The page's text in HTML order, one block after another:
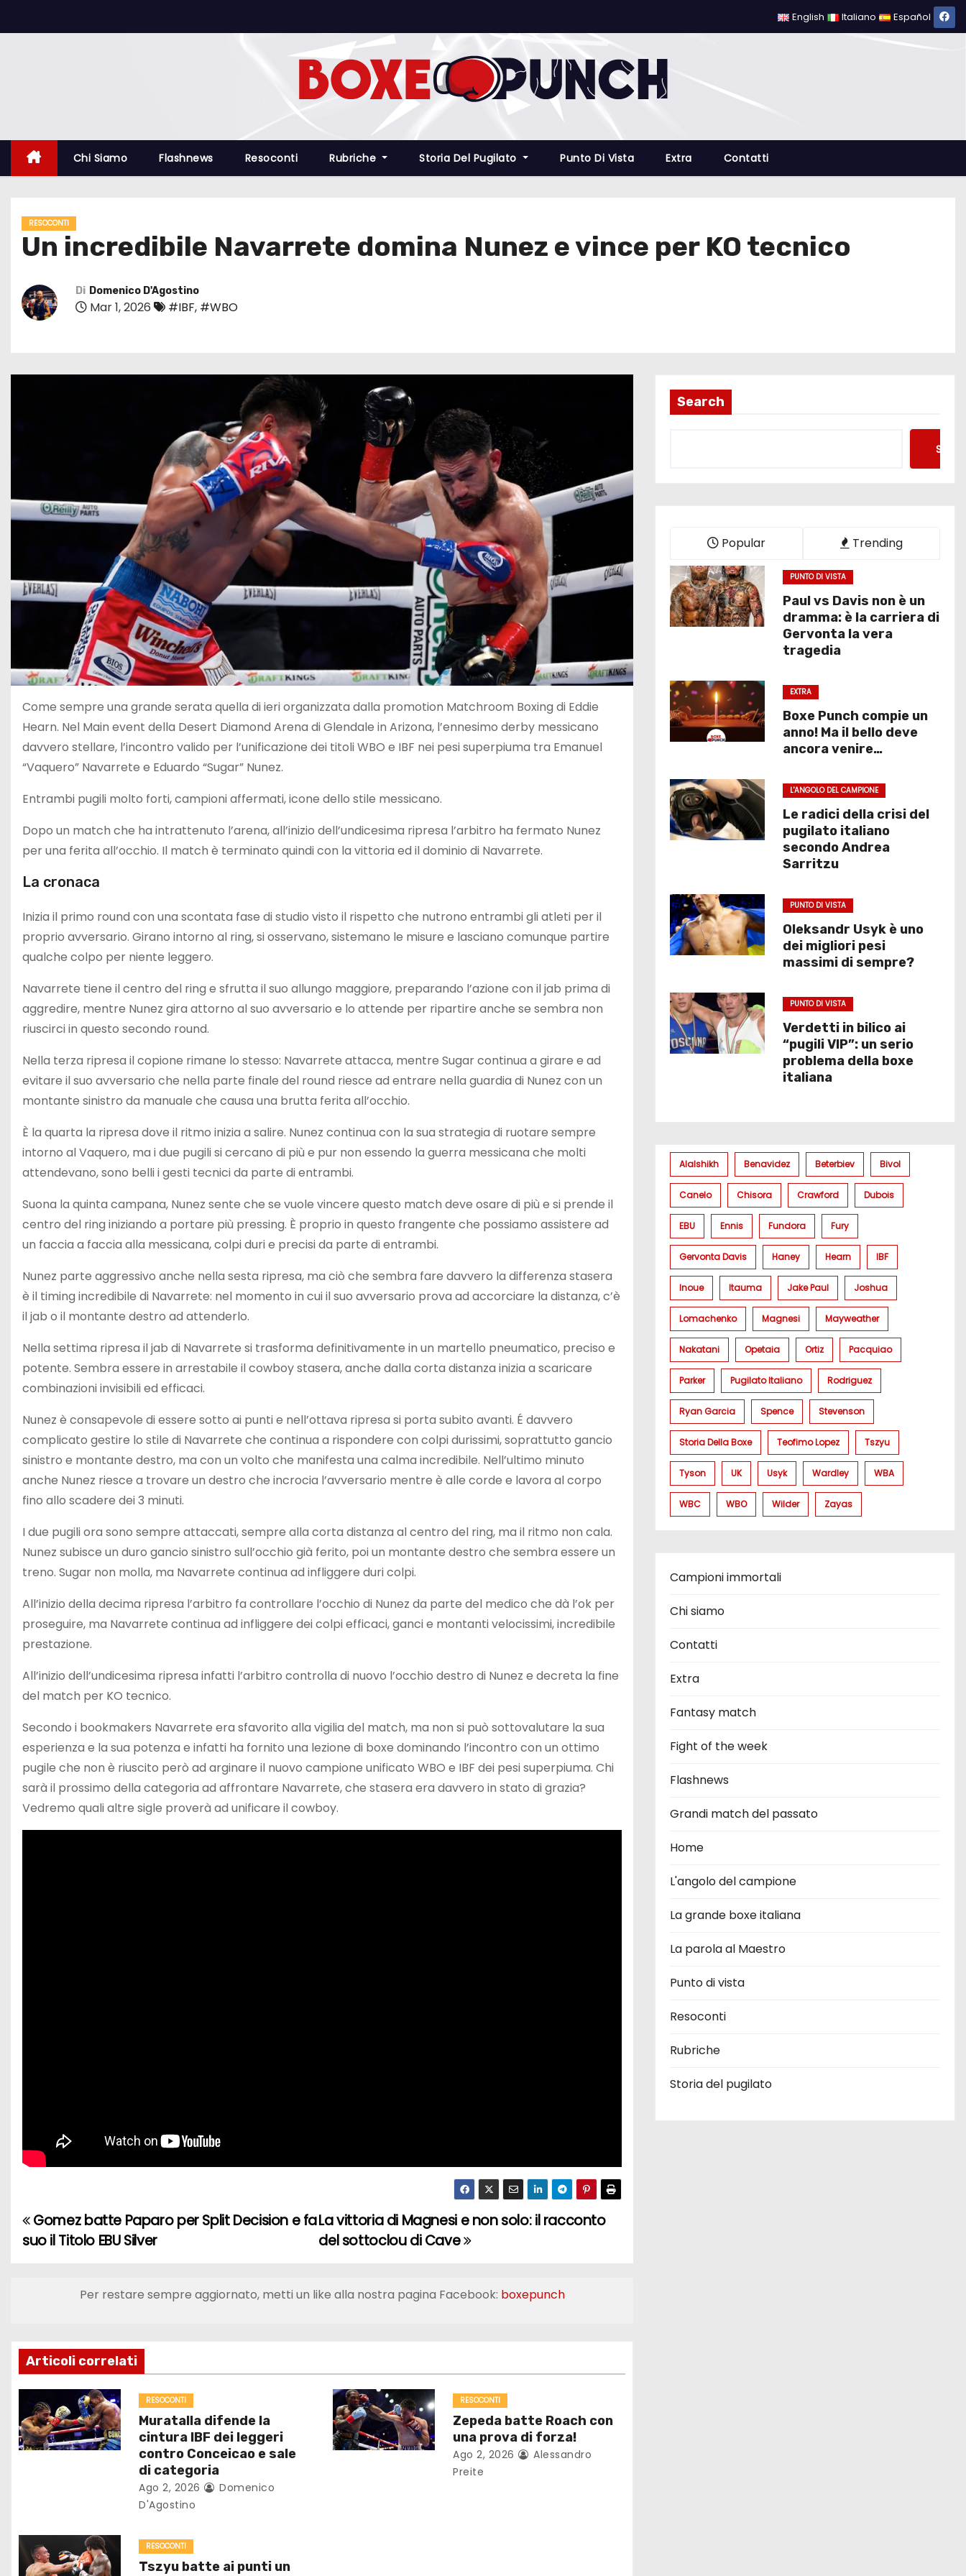
a
English Italiano Español
Chi Siamo Flashnews Resoconti Rubriche Storia Del Pugilato Punto Di Vista Extra Contatti
RESOCONTI
Un incredibile Navarrete domina Nunez e vince per KO tecnico
Di Domenico D'Agostino
Mar 1, 2026 #IBF, #WBO
Come sempre una grande serata quella di ieri organizzata dalla promotion Matchroom Boxing di Eddie
Hearn. Nel Main event della Desert Diamond Arena di Glendale in Arizona, l’ennesimo derby messicano
davvero stellare, l’incontro valido per l’unificazione dei titoli WBO e IBF nei pesi superpiuma tra Emanuel
“Vaquero” Navarrete e Eduardo “Sugar” Nunez.
Entrambi pugili molto forti, campioni affermati, icone dello stile messicano.
Dopo un match che ha intrattenuto l’arena, all’inizio dell’undicesima ripresa l’arbitro ha fermato Nunez
per una ferita all’occhio. Il match è terminato quindi con la vittoria ed il dominio di Navarrete.
La cronaca
Inizia il primo round con una scontata fase di studio visto il rispetto che nutrono entrambi gli atleti per il
proprio avversario. Girano intorno al ring, si osservano, sistemano le misure e lasciano comunque partire
qualche colpo per niente leggero.
Navarrete tiene il centro del ring e sfrutta il suo allungo maggiore, preparando l’azione con il jab prima di
aggredire, mentre Nunez gira attorno al suo avversario e lo attende per ripartire anche se sembra non
riuscirci in questo secondo round.
Nella terza ripresa il copione rimane lo stesso: Navarrete attacca, mentre Sugar continua a girare e ad
evitare il suo avversario che nella parte finale del round riesce ad entrare nella guardia di Nunez con un
montante sinistro da manuale che causa una brutta ferita all’occhio.
È la quarta la ripresa dove il ritmo inizia a salire. Nunez continua con la sua strategia di ruotare sempre
intorno al Vaquero, ma i due pugili si cercano di più e pur non essendo la guerra messicana che molti
attendevano, sono belli i gesti tecnici da parte di entrambi.
Suona la quinta campana, Nunez sente che se vuole vincere questo match deve osare di più e si prende il
centro del ring iniziando a portare più pressing. È proprio in questo frangente che possiamo assistere ad
un faccia a faccia alla messicana, colpi duri e precisi da parte di entrambi.
Nunez parte aggressivo anche nella sesta ripresa, ma ciò che sembra fare davvero la differenza stasera
è il timing incredibile di Navarrete: nel momento in cui il suo avversario prova ad accorciare la distanza, c’è
il jab o il montante destro ad attenderlo.
Nella settima ripresa il jab di Navarrete si trasforma definitivamente in un martello pneumatico, preciso e
potente. Sembra essere in arrestabile il cowboy stasera, anche dalla corta distanza inizia a scaricare
combinazioni invisibili ed efficaci.
Nunez è consapevole di essere sotto ai punti e nell’ottava ripresa si porta subito avanti. É davvero
complicato gestire lo stile di Navarrete che continua a rispondere con colpi durissimi, soprattutto gancio
sinistro e montante destro, ma con un volto che manifesta una calma incredibile. Nell’ultimo minuto
anche Nunez riesce a trovare un destro che incrocia l’avversario mentre è alle corde e lavora al corpo
fino allo scadere dei 3 minuti.
I due pugili ora sono sempre attaccati, sempre alla corta distanza al centro del ring, ma il ritmo non cala.
Nunez subisce un duro gancio sinistro sull’occhio già ferito, poi un montante destro che sembra essere un
treno. Sugar non molla, ma Navarrete continua ad infliggere duri colpi.
All’inizio della decima ripresa l’arbitro fa controllare l’occhio di Nunez da parte del medico che dà l’ok per
proseguire, ma Navarrete continua ad infliggere dei colpi efficaci, ganci e montanti velocissimi, incredibile
prestazione.
All’inizio dell’undicesima ripresa infatti l’arbitro controlla di nuovo l’occhio destro di Nunez e decreta la fine
del match per KO tecnico.
Secondo i bookmakers Navarrete era sfavorito alla vigilia del match, ma non si può sottovalutare la sua
esperienza e la sua potenza e infatti ha fornito una lezione di boxe dominando l’incontro con un ottimo
pugile che non è riuscito però ad arginare il nuovo campione unificato WBO e IBF dei pesi superpiuma. Chi
sarà il prossimo della categoria ad affrontare Navarrete, che stasera era davvero in stato di grazia?
Vedremo quali altre sigle proverà ad unificare il cowboy.
N
g
a
z
i
e
a
La vittoria di Magnesi e non solo: il racconto
del sottoclou di Cave
Gomez batte Paparo per Split Decision e fa
suo il Titolo EBU Silver
Per restare sempre aggiornato, metti un like alla nostra pagina Facebook: boxepunch
Articoli correlati
RESOCONTI
Muratalla difende la
cintura IBF dei leggeri
contro Conceicao e sale
di categoria
Ago 2, 2026
Domenico
D'Agostino
RESOCONTI
Zepeda batte Roach con
una prova di forza!
Ago 2, 2026
Alessandro
Preite
RESOCONTI
Tszyu batte ai punti un
Search
Popular Trending
PUNTO DI VISTA
Paul vs Davis non è un
dramma: è la carriera di
Gervonta la vera
tragedia
EXTRA
Boxe Punch compie un
anno! Ma il bello deve
ancora venire…
L'ANGOLO DEL CAMPIONE
Le radici della crisi del
pugilato italiano
secondo Andrea
Sarritzu
PUNTO DI VISTA
Oleksandr Usyk è uno
dei migliori pesi
massimi di sempre?
PUNTO DI VISTA
Verdetti in bilico ai
“pugili VIP”: un serio
problema della boxe
italiana
Alalshikh Benavidez Beterbiev Bivol
Canelo Chisora Crawford Dubois
EBU Ennis Fundora Fury
Gervonta Davis Haney Hearn IBF
Inoue Itauma Jake Paul Joshua
Lomachenko Magnesi Mayweather
Nakatani Opetaia Ortiz Pacquiao
Parker Pugilato Italiano Rodriguez
Ryan Garcia Spence Stevenson
Storia Della Boxe Teofimo Lopez Tszyu
Tyson UK Usyk Wardley WBA
WBC WBO Wilder Zayas
Campioni immortali
Chi siamo
Contatti
Extra
Fantasy match
Fight of the week
Flashnews
Grandi match del passato
Home
L'angolo del campione
La grande boxe italiana
La parola al Maestro
Punto di vista
Resoconti
Rubriche
Storia del pugilato